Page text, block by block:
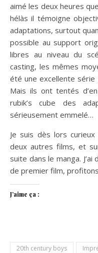
aimé les deux heures
hélàs il témoigne
adaptations, surtout
possible au support
libres au niveau du
casting, les mêmes
été une excellente série
Mais ils ont tentés
rubik’s cube des
sérieusement emmelé…
Je suis dès lors
deux autres films, et
suite dans le manga.
de premier film,
J’aime ça :
20th century boys